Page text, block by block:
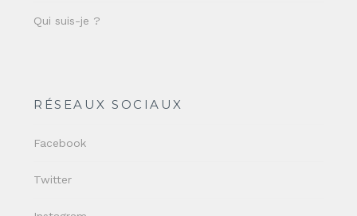
Qui suis-je ?
RÉSEAUX SOCIAUX
Facebook
Twitter